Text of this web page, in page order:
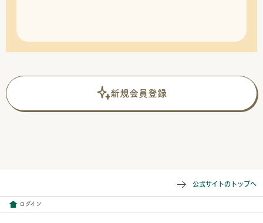
新規会員登録
公式サイトのトップへ
ログイン